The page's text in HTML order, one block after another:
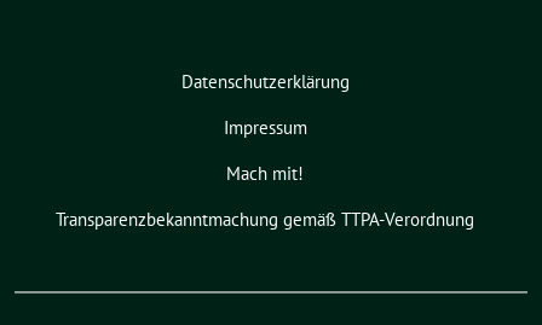
Datenschutzerklärung
Impressum
Mach mit!
Transparenzbekanntmachung gemäß TTPA-Verordnung